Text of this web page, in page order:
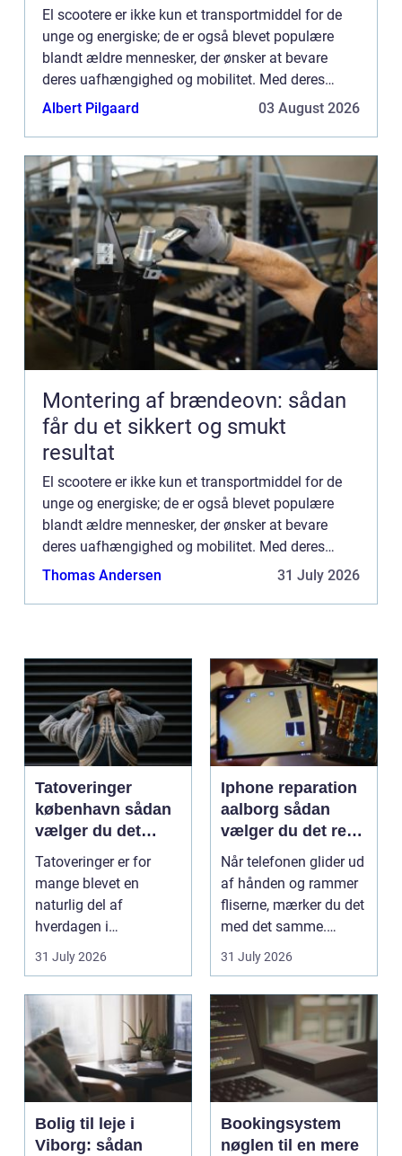
El scootere er ikke kun et transportmiddel for de
unge og energiske; de er også blevet populære
blandt ældre mennesker, der ønsker at bevare
deres uafhængighed og mobilitet. Med deres
brugervenlighed og komfortable desi...
Albert Pilgaard 03 August 2026
Montering af brændeovn: sådan
får du et sikkert og smukt
resultat
El scootere er ikke kun et transportmiddel for de
unge og energiske; de er også blevet populære
blandt ældre mennesker, der ønsker at bevare
deres uafhængighed og mobilitet. Med deres
brugervenlighed og komfortable desi...
Thomas Andersen 31 July 2026
Tatoveringer
københavn sådan
vælger du det
rigtige studie
Tatoveringer er for
mange blevet en
naturlig del af
hverdagen i
København. Byen er
31 July 2026
Iphone reparation
aalborg sådan
vælger du det rette
værksted
Når telefonen glider ud
af hånden og rammer
fliserne, mærker du det
med det samme.
Skærmen splintrer...
31 July 2026
Bolig til leje i
Viborg: sådan
Bookingsystem
nøglen til en mere